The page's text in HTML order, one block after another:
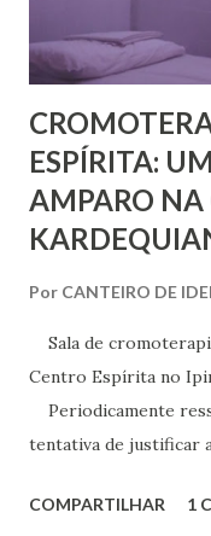
ESPÍRITA:
AMPARO NA
Por CANTEIRO DE
Sala de
Centro Espírita no
Periodicamente
tentativa de justificar
Joanna de Ângelis,
COMPARTILHAR 1